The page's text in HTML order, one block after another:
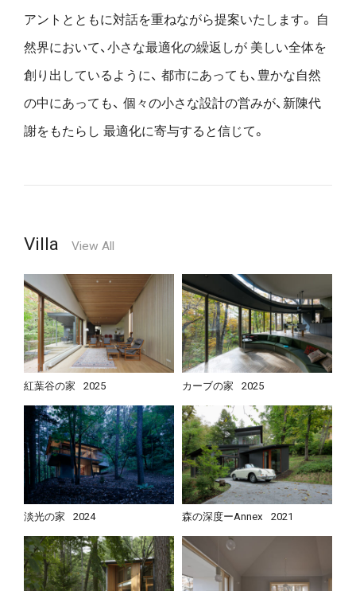
アントとともに対話を重ねながら提案いたします。
自
然界において、小さな最適化の繰返しが 美しい全体を
創り出しているように、 都市にあっても、豊かな自然
の中にあっても、 個々の小さな設計の営みが、新陳代
謝をもたらし 最適化に寄与すると信じて。
Villa View All
紅葉谷の家 2025 カーブの家 2025
淡光の家 2024 森の深度ーAnnex 2021